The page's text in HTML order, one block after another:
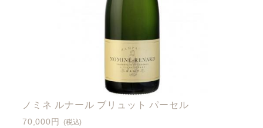
ノミネ ルナール ブリュット パーセル
70,000円 (税込)